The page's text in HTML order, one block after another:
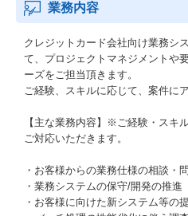
業務内容
クレジットカード会社向け業務シ
て、プロジェクトマネジメントや
ーズをご担当頂きます。
ご経験、スキルに応じて、案件に
【主な業務内容】※ご経験・スキ
ご対応いただきます。
・お客様からの業務仕様の相談・
・業務システムの保守/開発の推進
・お客様に向けた新システム等の